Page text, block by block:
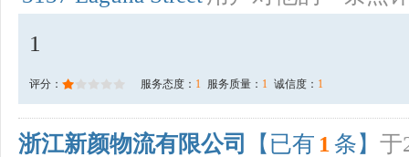
1
评分： 服务态度： 1 服务质量： 1 诚信度： 1
浙江新颜物流有限公司 【已有 1 条】 于